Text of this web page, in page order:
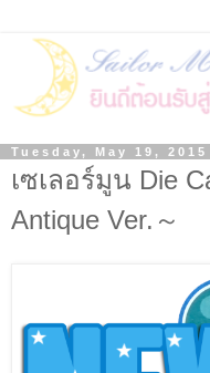
Tuesday, May 19, 2015
เซเลอร์มูน Die
Antique Ver.～